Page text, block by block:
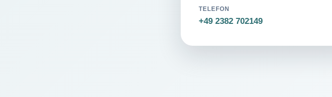
TELEFON
+49 2382 702149